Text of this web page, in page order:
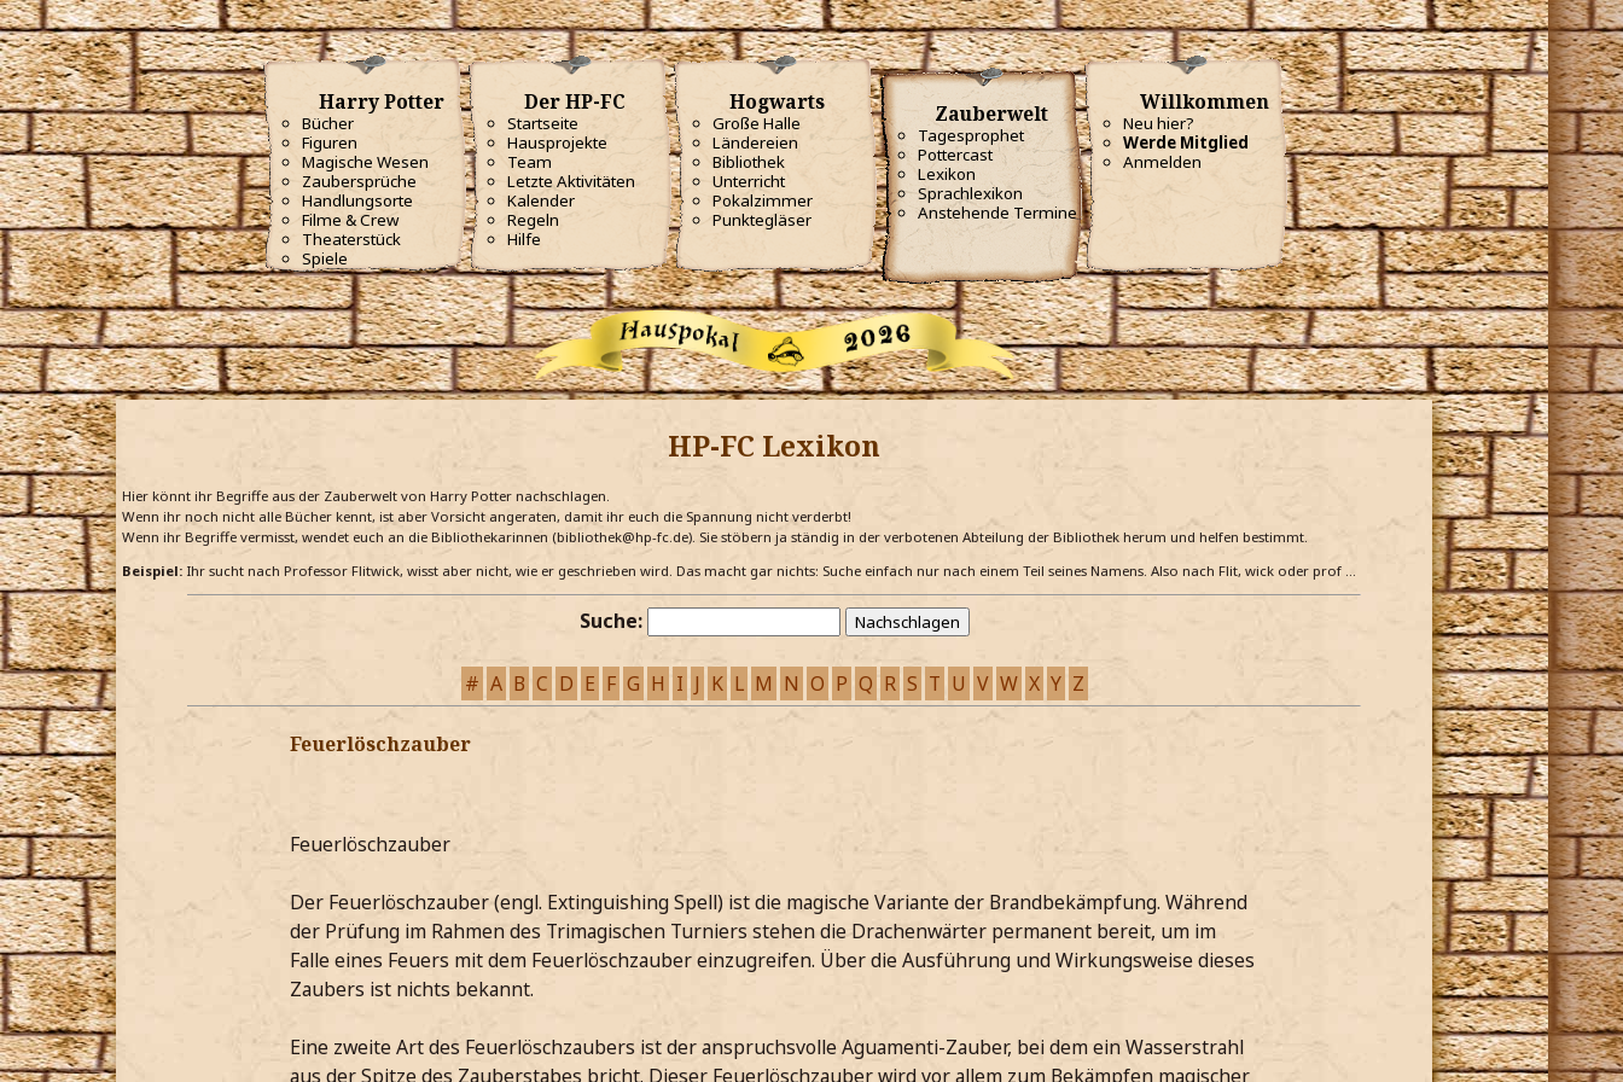
Harry Potter
Bücher
Figuren
Magische Wesen
Zaubersprüche
Handlungsorte
Filme & Crew
Theaterstück
Spiele
Der HP-FC
Startseite
Hausprojekte
Team
Letzte Aktivitäten
Kalender
Regeln
Hilfe
Hogwarts
Große Halle
Ländereien
Bibliothek
Unterricht
Pokalzimmer
Punktegläser
Zauberwelt
Tagesprophet
Pottercast
Lexikon
Sprachlexikon
Anstehende Termine
Willkommen
Neu hier?
Werde Mitglied
Anmelden
HP-FC Lexikon
Hier könnt ihr Begriffe aus der Zauberwelt von Harry Potter nachschlagen.
Wenn ihr noch nicht alle Bücher kennt, ist aber Vorsicht angeraten, damit ihr euch die Spannung nicht verderbt!
Wenn ihr Begriffe vermisst, wendet euch an die Bibliothekarinnen (bibliothek@hp-fc.de). Sie stöbern ja ständig in der verbotenen Abteilung der Bibliothek herum und helfen bestimmt.
Beispiel: Ihr sucht nach Professor Flitwick, wisst aber nicht, wie er geschrieben wird. Das macht gar nichts: Suche einfach nur nach einem Teil seines Namens. Also nach Flit, wick oder prof …
Suche:
# A B C D E F G H I J K L M N O P Q R S T U V W X Y Z
Feuerlöschzauber
Feuerlöschzauber
Der Feuerlöschzauber (engl. Extinguishing Spell) ist die magische Variante der Brandbekämpfung. Während
der Prüfung im Rahmen des Trimagischen Turniers stehen die Drachenwärter permanent bereit, um im
Falle eines Feuers mit dem Feuerlöschzauber einzugreifen. Über die Ausführung und Wirkungsweise dieses
Zaubers ist nichts bekannt.
Eine zweite Art des Feuerlöschzaubers ist der anspruchsvolle Aguamenti-Zauber, bei dem ein Wasserstrahl
aus der Spitze des Zauberstabes bricht. Dieser Feuerlöschzauber wird vor allem zum Bekämpfen magischer